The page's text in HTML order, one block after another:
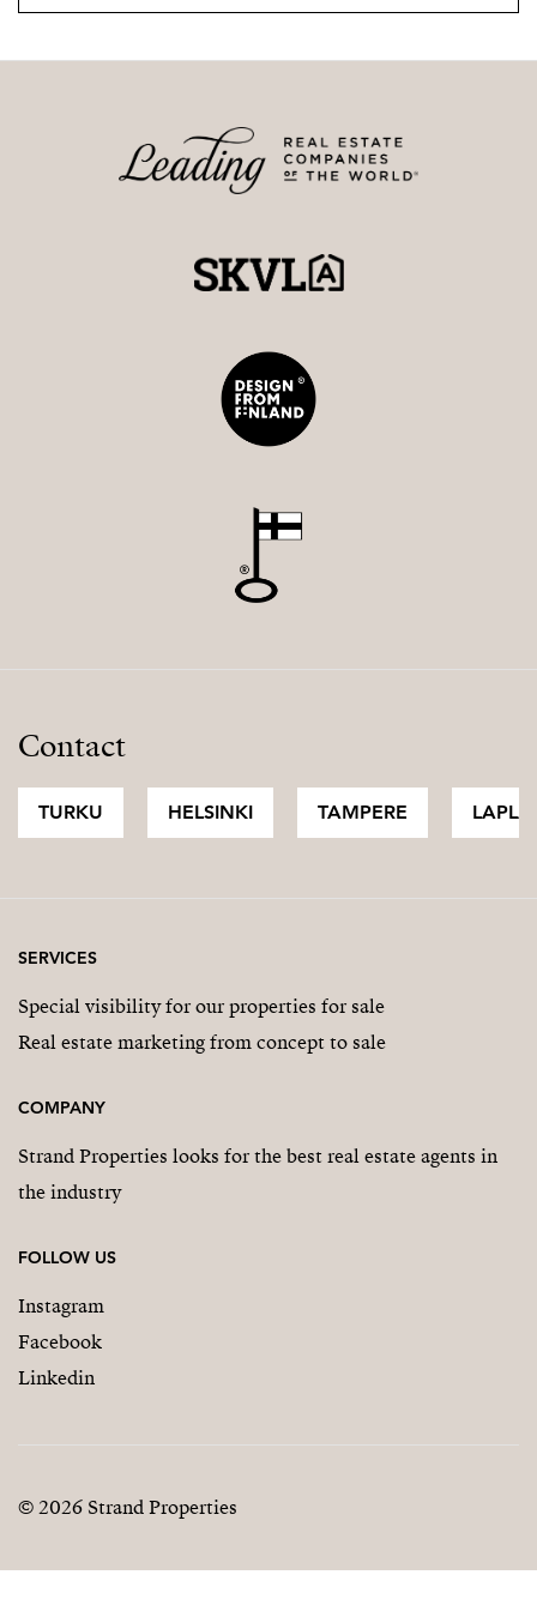
Contact
TURKU HELSINKI TAMPERE
SERVICES
Special visibility for our properties for sale
Real estate marketing from concept to sale
COMPANY
Strand Properties looks for the best real estate agents in
the industry
FOLLOW US
Instagram
Facebook
Linkedin
© 2026 Strand Properties